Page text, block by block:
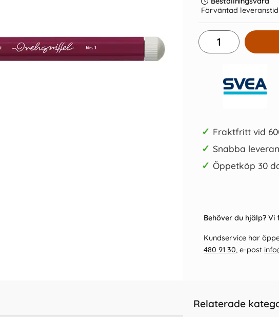
Pen Loop Olive
Leuchtturm Notebook B5 Soft 123s
Soft A6
Förväntad
✓ Fraktfritt vid
✓ Snabba
✓ Öppetköp 30
Behöver du hjälp? Vi
Kundservice har
480 91 30, e-post
Relaterade